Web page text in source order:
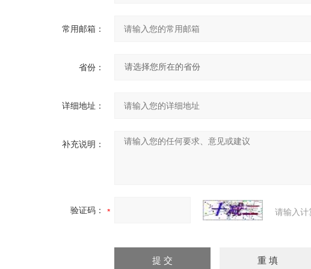
常用邮箱：
省份：
详细地址：
补充说明：
验证码： 请输入计